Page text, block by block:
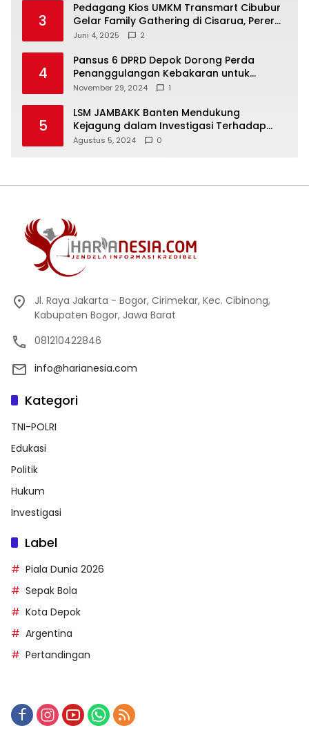
3
Pedagang Kios UMKM Transmart Cibubur
Gelar Family Gathering di Cisarua, Pererat
Silaturahmi dan Kekompakan
Juni 4, 2025 2
4
Pansus 6 DPRD Depok Dorong Perda
Penanggulangan Kebakaran untuk
Keselamatan Warga
November 29, 2024 1
5
LSM JAMBAKK Banten Mendukung
Kejagung dalam Investigasi Terhadap
Walikota Bandar Lampung
Agustus 5, 2024 0
Jl. Raya Jakarta - Bogor, Cirimekar, Kec. Cibinong,
Kabupaten Bogor, Jawa Barat
081210422846
info@harianesia.com
Kategori
TNI-POLRI
Edukasi
Politik
Hukum
Investigasi
Label
Piala Dunia 2026
Sepak Bola
Kota Depok
Argentina
Pertandingan